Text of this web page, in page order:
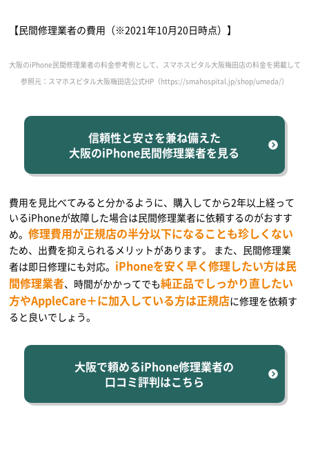
【民間修理業者の費用（※2021年10月20日時点）】
大阪のiPhone民間修理業者の料金参考例として、スマホスピタル大阪梅田店の料金を掲載して
参照元：スマホスピタル大阪梅田店公式HP（https://smahospital.jp/shop/umeda/）
信頼性と安さを兼ね備えた
大阪のiPhone民間修理業者を見る
費用を見比べてみると分かるように、購入してから2年以上経って
いるiPhoneが故障した場合は民間修理業者に依頼するのがおすす
め。修理費用が正規店の半分以下になることも珍しくない
ため、出費を抑えられるメリットがあります。 また、民間修理業
者は即日修理にも対応。 iPhoneを安く早く修理したい方は民
間修理業者、時間がかかってでも純正品でしっかり直したい
方やAppleCare＋に加入している方は正規店に修理を依頼す
ると良いでしょう。
大阪で頼めるiPhone修理業者の
口コミ評判はこちら